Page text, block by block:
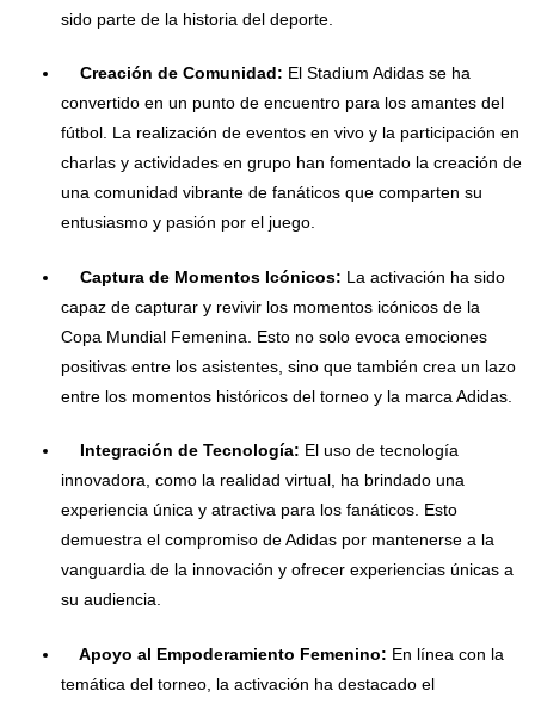
sido parte de la historia del deporte.
Creación de Comunidad: El Stadium Adidas se ha
convertido en un punto de encuentro para los amantes del
fútbol. La realización de eventos en vivo y la participación en
charlas y actividades en grupo han fomentado la creación de
una comunidad vibrante de fanáticos que comparten su
entusiasmo y pasión por el juego.
Captura de Momentos Icónicos: La activación ha sido
capaz de capturar y revivir los momentos icónicos de la
Copa Mundial Femenina. Esto no solo evoca emociones
positivas entre los asistentes, sino que también crea un lazo
entre los momentos históricos del torneo y la marca Adidas.
Integración de Tecnología: El uso de tecnología
innovadora, como la realidad virtual, ha brindado una
experiencia única y atractiva para los fanáticos. Esto
demuestra el compromiso de Adidas por mantenerse a la
vanguardia de la innovación y ofrecer experiencias únicas a
su audiencia.
Apoyo al Empoderamiento Femenino: En línea con la
temática del torneo, la activación ha destacado el